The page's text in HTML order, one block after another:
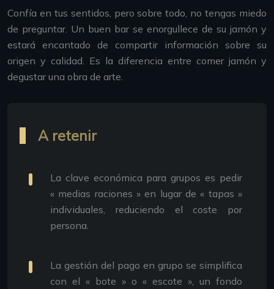
Confía en tus sentidos, pero sobre todo, no tengas miedo
de preguntar. Un buen bar se enorgullece de su jamón y
estará encantado de compartir información sobre su
origen y calidad. Es la diferencia entre comer jamón y
degustar una obra de arte.
A retenir
La clave económica para grupos es pedir
« medias raciones » en lugar de « tapas »
individuales, reduciendo el coste por
persona.
La gestión del pago en grupo se simplifica
con el « bote » o « escote », un fondo